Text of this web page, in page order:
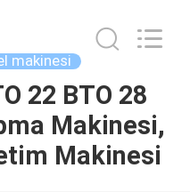
makinesi
22 BTO 28
Makinesi,
Makinesi